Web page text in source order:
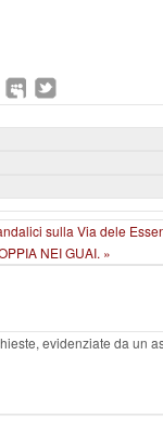
sulla Via dele
NEI GUAI. »
evidenziate da un